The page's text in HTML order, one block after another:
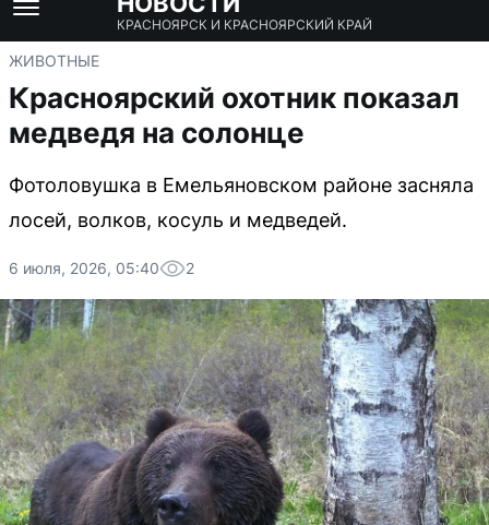
КРАСНОЯРСК И КРАСНОЯРСКИЙ КРАЙ
ЖИВОТНЫЕ
Красноярский охотник показал
медведя на солонце
Фотоловушка в Емельяновском районе засняла
лосей, волков, косуль и медведей.
6 июля, 2026, 05:40 2